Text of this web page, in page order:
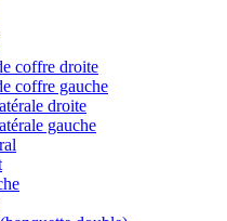
coffre droite
coffre gauche
droite
gauche